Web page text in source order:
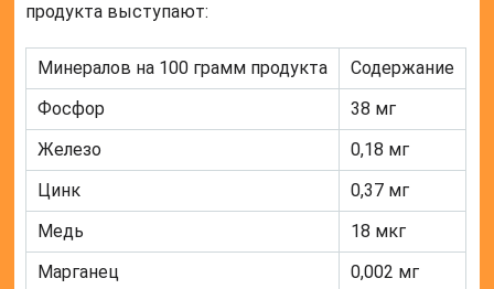
продукта выступают:
Минералов на 100 грамм продукта
Содержание
Фосфор
38 мг
Железо
0,18 мг
Цинк
0,37 мг
Медь
18 мкг
Марганец
0,002 мг